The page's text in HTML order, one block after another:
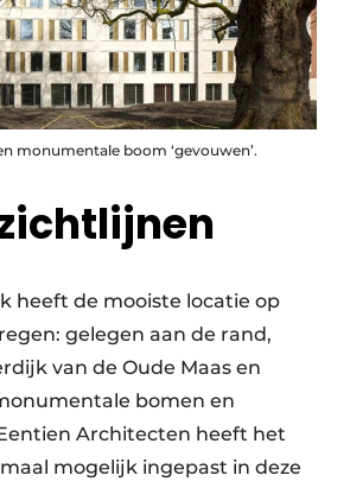
monumentale boom ‘gevouwen’.
heeft de mooiste locatie op
gelegen aan de rand,
van de Oude Maas en
bomen en
Architecten heeft het
mogelijk ingepast in deze